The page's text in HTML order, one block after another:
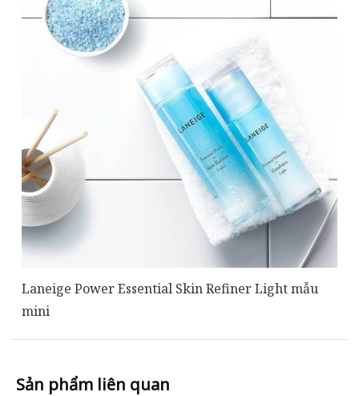
Laneige Power Essential Skin Refiner Light mẫu
mini
Sản phẩm liên quan